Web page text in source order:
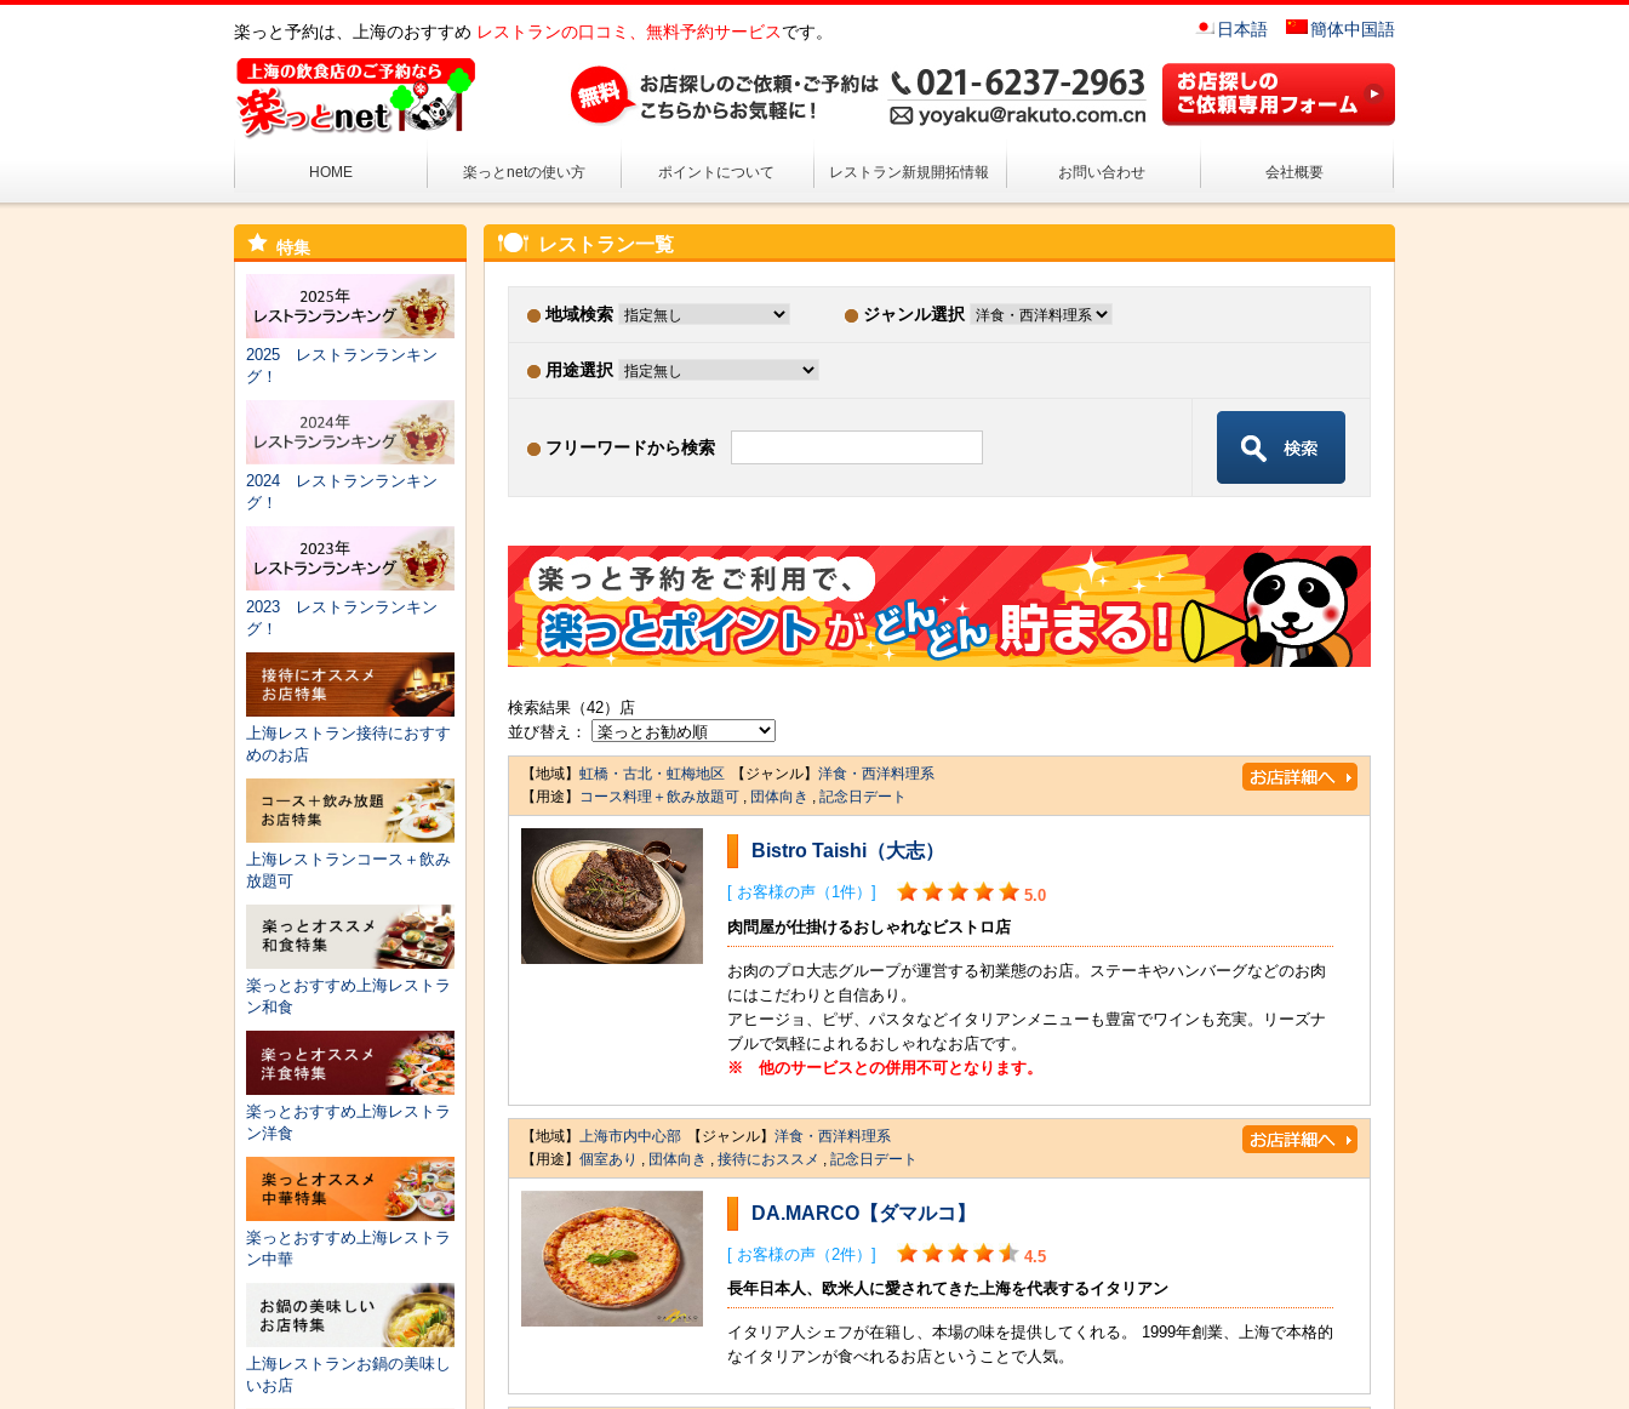
日本語 簡体中国語
楽っと予約は、上海のおすすめ レストランの口コミ、無料予約サービスです。
HOME 楽っとnetの使い方 ポイントについて レストラン新規開拓情報 お問い合わせ 会社概要
特集
2025 レストランランキン
グ！
2024 レストランランキン
グ！
2023 レストランランキン
グ！
上海レストラン接待におすす
めのお店
上海レストランコース＋飲み
放題可
楽っとおすすめ上海レストラ
ン和食
楽っとおすすめ上海レストラ
ン洋食
楽っとおすすめ上海レストラ
ン中華
上海レストランお鍋の美味し
いお店
レストラン一覧
地域検索 ジャンル選択
用途選択
フリーワードから検索
検索結果（42）店
並び替え：
【地域】 虹橋・古北・虹梅地区 【ジャンル】 洋食・西洋料理系
【用途】 コース料理＋飲み放題可 , 団体向き , 記念日デート
Bistro Taishi（大志）
[ お客様の声（1件）]
5.0
肉問屋が仕掛けるおしゃれなビストロ店
お肉のプロ大志グループが運営する初業態のお店。ステーキやハンバーグなどのお肉
にはこだわりと自信あり。
アヒージョ、ピザ、パスタなどイタリアンメニューも豊富でワインも充実。リーズナ
ブルで気軽によれるおしゃれなお店です。
※ 他のサービスとの併用不可となります。
【地域】 上海市内中心部 【ジャンル】 洋食・西洋料理系
【用途】 個室あり 団体向き 接待におススメ 記念日デート
DA.MARCO【ダマルコ】
[ お客様の声（2件）]
4.5
長年日本人、欧米人に愛されてきた上海を代表するイタリアン
イタリア人シェフが在籍し、本場の味を提供してくれる。 1999年創業、上海で本格的
なイタリアンが食べれるお店ということで人気。